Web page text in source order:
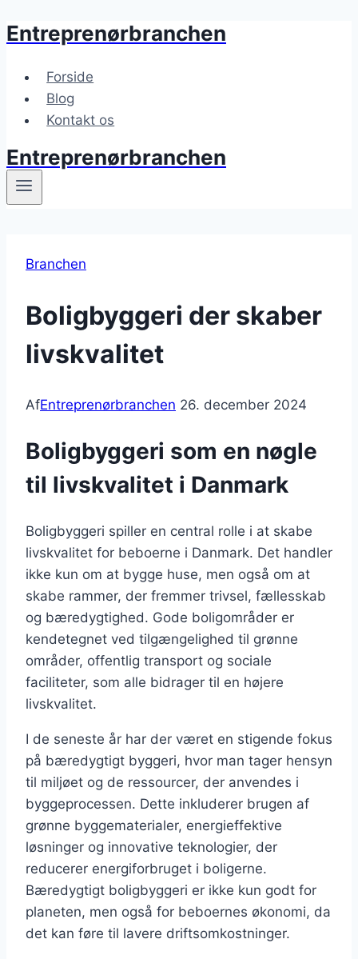
Fortsæt
indhold
Entreprenørbranchen
Forside
Blog
Kontakt os
Entreprenørbranchen
Branchen
Boligbyggeri der skaber
livskvalitet
AfEntreprenørbranchen 26. december 2024
Boligbyggeri som en nøgle
til livskvalitet i Danmark
Boligbyggeri spiller en central rolle i at skabe
livskvalitet for beboerne i Danmark. Det handler
ikke kun om at bygge huse, men også om at
skabe rammer, der fremmer trivsel, fællesskab
og bæredygtighed. Gode boligområder er
kendetegnet ved tilgængelighed til grønne
områder, offentlig transport og sociale
faciliteter, som alle bidrager til en højere
livskvalitet.
I de seneste år har der været en stigende fokus
på bæredygtigt byggeri, hvor man tager hensyn
til miljøet og de ressourcer, der anvendes i
byggeprocessen. Dette inkluderer brugen af
grønne byggematerialer, energieffektive
løsninger og innovative teknologier, der
reducerer energiforbruget i boligerne.
Bæredygtigt boligbyggeri er ikke kun godt for
planeten, men også for beboernes økonomi, da
det kan føre til lavere driftsomkostninger.